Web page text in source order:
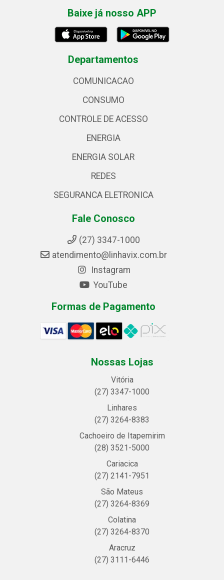
Baixe já nosso APP
Departamentos
COMUNICACAO
CONSUMO
CONTROLE DE ACESSO
ENERGIA
ENERGIA SOLAR
REDES
SEGURANCA ELETRONICA
Fale Conosco
(27) 3347-1000
atendimento@linhavix.com.br
Instagram
YouTube
Formas de Pagamento
Nossas Lojas
Vitória
(27) 3347-1000
Linhares
(27) 3264-8383
Cachoeiro de Itapemirim
(28) 3521-5000
Cariacica
(27) 2141-7951
São Mateus
(27) 3264-8369
Colatina
(27) 3264-8370
Aracruz
(27) 3111-6446